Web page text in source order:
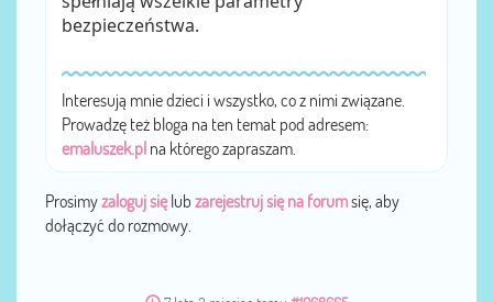
bezpieczeństwa.
Interesują mnie dzieci i wszystko, co z nimi związane.
Prowadzę też bloga na ten temat pod adresem:
emaluszek.pl na którego zapraszam.
Prosimyzaloguj sięlub zarejestruj się na forumsię, aby
dołączyć do rozmowy.